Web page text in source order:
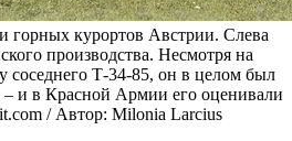
горных курортов Австрии. Слева
производства. Несмотря на
соседнего Т-34-85, он в целом был
и в Красной Армии его оценивали
/ Автор: Milonia Larcius